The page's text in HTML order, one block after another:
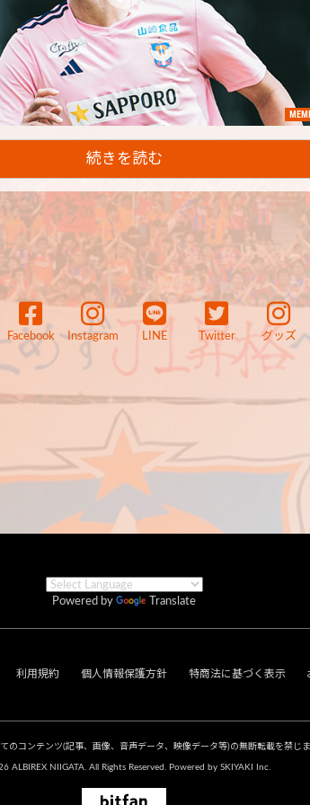
続きを読む
Facebook Instagram LINE Twitter グッズ
Powered by Translate
利用規約 個人情報保護方針 特商法に基づく表示
のコンテンツ(記事、画像、音声データ、映像データ等)の無断転載を禁じま
ALBIREX NIIGATA. All Rights Reserved. Powered by SKIYAKI Inc.